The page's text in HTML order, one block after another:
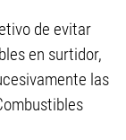
de evitar
en surtidor,
las